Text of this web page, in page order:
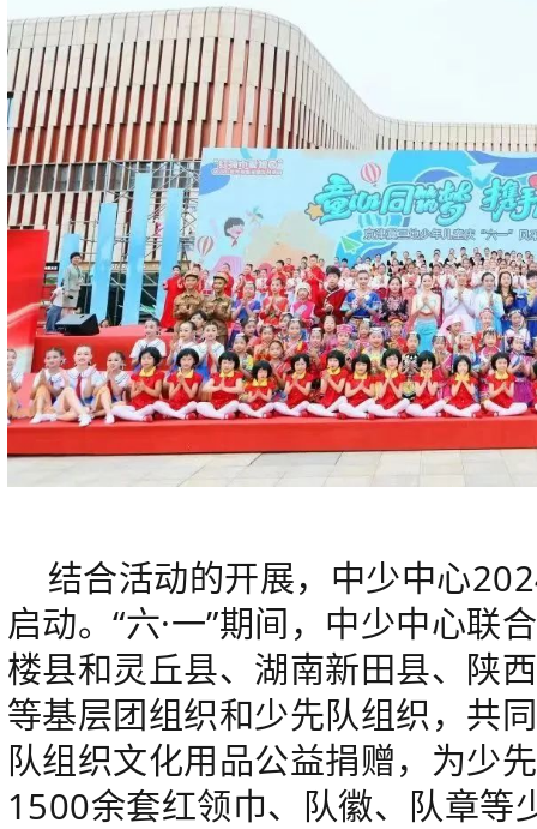
结合活动的开展，中少中心
启动。“六·一”期间，中少中心联
楼县和灵丘县、湖南新田县、陕
等基层团组织和少先队组织，共
队组织文化用品公益捐赠，为少
1500余套红领巾、队徽、队章等